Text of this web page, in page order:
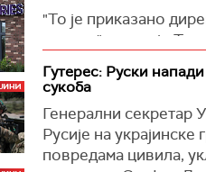
"То је приказано
ужасно", рекао је
Рекао је да његова
обећавајући да ће
"Када се дешавају
истакао је
Гутерес: Руски
сукоба
Генерални секретар
Русије на
повредама цивила,